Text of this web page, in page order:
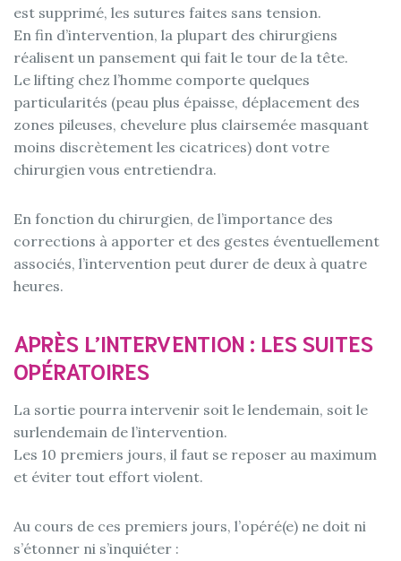
est supprimé, les sutures faites sans tension.
En fin d’intervention, la plupart des chirurgiens
réalisent un pansement qui fait le tour de la tête.
Le lifting chez l’homme comporte quelques
particularités (peau plus épaisse, déplacement des
zones pileuses, chevelure plus clairsemée masquant
moins discrètement les cicatrices) dont votre
chirurgien vous entretiendra.
En fonction du chirurgien, de l’importance des
corrections à apporter et des gestes éventuellement
associés, l’intervention peut durer de deux à quatre
heures.
APRÈS L’INTERVENTION : LES SUITES
OPÉRATOIRES
La sortie pourra intervenir soit le lendemain, soit le
surlendemain de l’intervention.
Les 10 premiers jours, il faut se reposer au maximum
et éviter tout effort violent.
Au cours de ces premiers jours, l’opéré(e) ne doit ni
s’étonner ni s’inquiéter :